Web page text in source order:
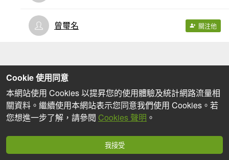
曾璽名 關注他
Cookie 使用同意
本網站使用 Cookies 以提昇您的使用體驗及統計網路流量相
關資料。繼續使用本網站表示您同意我們使用 Cookies。若
您想進一步了解，請參閱 Cookies 聲明 。
我接受